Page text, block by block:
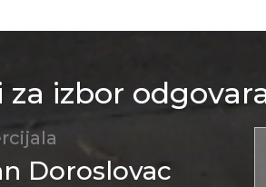
izbor
Doroslovac